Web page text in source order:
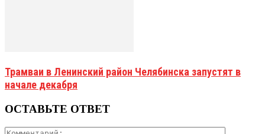
Трамваи в Ленинский район Челябинска запустят в
начале декабря
ОСТАВЬТЕ ОТВЕТ